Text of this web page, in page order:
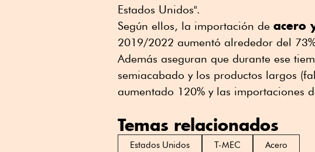
Estados Unidos".
Según ellos, la importación de acero
2019/2022 aumentó alrededor del
Además aseguran que durante ese
semiacabado y los productos largos
aumentado 120% y las importaciones
Temas relacionados
Estados Unidos T-MEC Acero